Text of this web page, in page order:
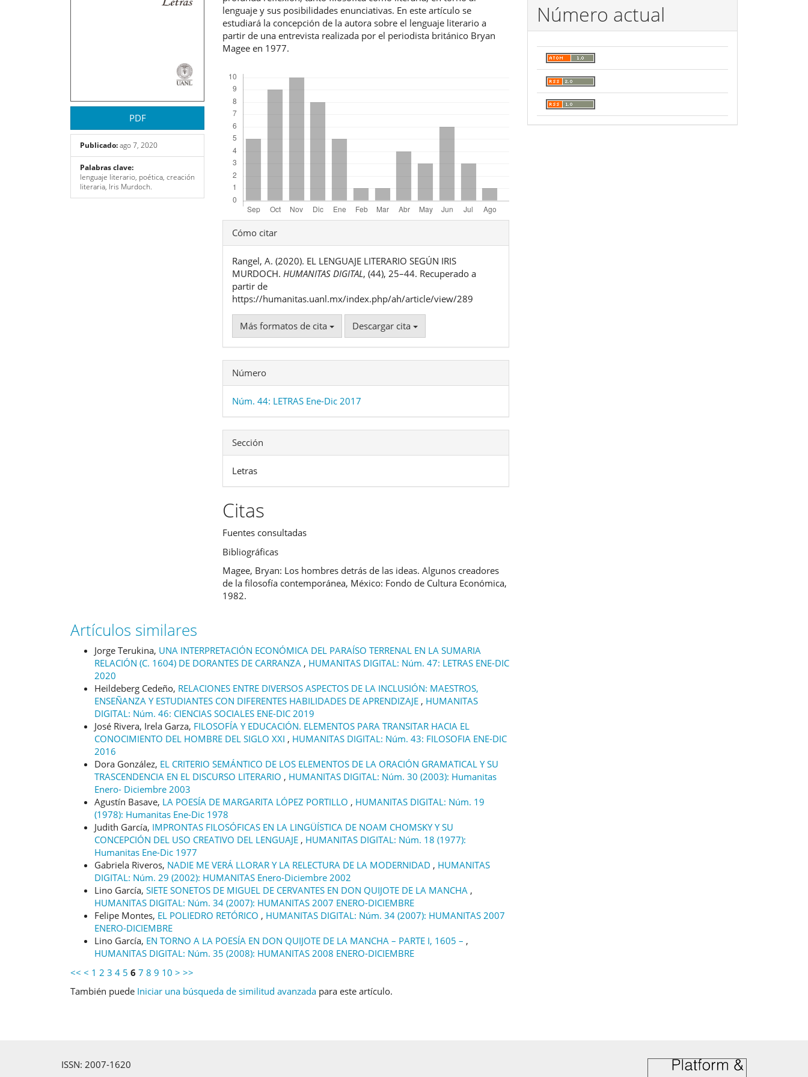
PDF
Publicado:ago 7, 2020
Palabras clave:
lenguaje literario, poética, creación
literaria, Iris Murdoch.
lenguaje y sus posibilidades enunciativas. En este artículo se
estudiará la concepción de la autora sobre el lenguaje literario a
partir de una entrevista realizada por el periodista británico Bryan
Magee en 1977.
Detalles
del
artículo
Cómo citar
Rangel, A. (2020). EL LENGUAJE LITERARIO SEGÚN IRIS
MURDOCH. HUMANITAS DIGITAL, (44), 25–44. Recuperado a
partir de
https://humanitas.uanl.mx/index.php/ah/article/view/289
Más formatos de cita Descargar cita
Número
Núm. 44: LETRAS Ene-Dic 2017
Sección
Letras
Citas
Fuentes consultadas
Bibliográficas
Magee, Bryan: Los hombres detrás de las ideas. Algunos creadores
de la filosofía contemporánea, México: Fondo de Cultura Económica,
1982.
Artículos similares
Jorge Terukina, UNA INTERPRETACIÓN ECONÓMICA DEL PARAÍSO TERRENAL EN LA SUMARIA
RELACIÓN (C. 1604) DE DORANTES DE CARRANZA , HUMANITAS DIGITAL: Núm. 47: LETRAS ENE-DIC
2020
Heildeberg Cedeño, RELACIONES ENTRE DIVERSOS ASPECTOS DE LA INCLUSIÓN: MAESTROS,
ENSEÑANZA Y ESTUDIANTES CON DIFERENTES HABILIDADES DE APRENDIZAJE , HUMANITAS
DIGITAL: Núm. 46: CIENCIAS SOCIALES ENE-DIC 2019
José Rivera, Irela Garza, FILOSOFÍA Y EDUCACIÓN. ELEMENTOS PARA TRANSITAR HACIA EL
CONOCIMIENTO DEL HOMBRE DEL SIGLO XXI , HUMANITAS DIGITAL: Núm. 43: FILOSOFIA ENE-DIC
2016
Dora González, EL CRITERIO SEMÁNTICO DE LOS ELEMENTOS DE LA ORACIÓN GRAMATICAL Y SU
TRASCENDENCIA EN EL DISCURSO LITERARIO , HUMANITAS DIGITAL: Núm. 30 (2003): Humanitas
Enero- Diciembre 2003
Agustín Basave, LA POESÍA DE MARGARITA LÓPEZ PORTILLO , HUMANITAS DIGITAL: Núm. 19
(1978): Humanitas Ene-Dic 1978
Judith García, IMPRONTAS FILOSÓFICAS EN LA LINGÜÍSTICA DE NOAM CHOMSKY Y SU
CONCEPCIÓN DEL USO CREATIVO DEL LENGUAJE , HUMANITAS DIGITAL: Núm. 18 (1977):
Humanitas Ene-Dic 1977
Gabriela Riveros, NADIE ME VERÁ LLORAR Y LA RELECTURA DE LA MODERNIDAD , HUMANITAS
DIGITAL: Núm. 29 (2002): HUMANITAS Enero-Diciembre 2002
Lino García, SIETE SONETOS DE MIGUEL DE CERVANTES EN DON QUIJOTE DE LA MANCHA ,
HUMANITAS DIGITAL: Núm. 34 (2007): HUMANITAS 2007 ENERO-DICIEMBRE
Felipe Montes, EL POLIEDRO RETÓRICO , HUMANITAS DIGITAL: Núm. 34 (2007): HUMANITAS 2007
ENERO-DICIEMBRE
Lino García, EN TORNO A LA POESÍA EN DON QUIJOTE DE LA MANCHA – PARTE I, 1605 – ,
HUMANITAS DIGITAL: Núm. 35 (2008): HUMANITAS 2008 ENERO-DICIEMBRE
<< < 1 2 3 4 5 6 7 8 9 10 > >>
También puede Iniciar una búsqueda de similitud avanzada para este artículo.
Número actual
ISSN: 2007-1620